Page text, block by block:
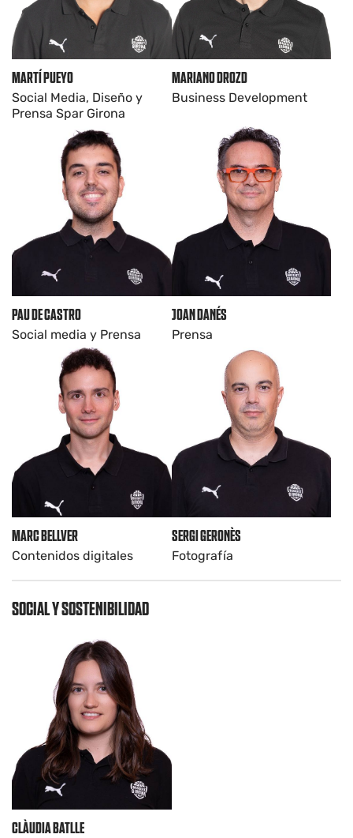
MARTÍ PUEYO
Social Media, Diseño y
Prensa Spar Girona
MARIANO DROZD
Business Development
PAU DE CASTRO
Social media y Prensa
JOAN DANÉS
Prensa
MARC BELLVER
Contenidos digitales
SERGI GERONÈS
Fotografía
SOCIAL Y SOSTENIBILIDAD
CLÀUDIA BATLLE